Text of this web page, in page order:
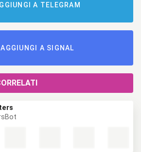
A TELEGRAM
AGGIUNGI A SIGNAL